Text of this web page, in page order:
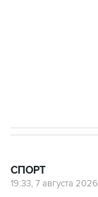
СПОРТ
19:33, 7 августа 2026